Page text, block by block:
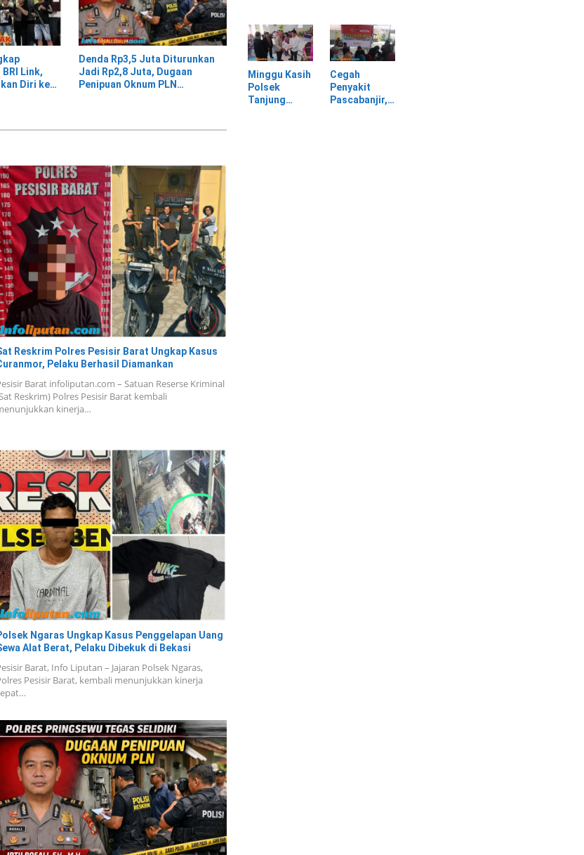
Link,
Diri ke
Denda Rp3,5 Juta Diturunkan
Jadi Rp2,8 Juta, Dugaan
Penipuan Oknum PLN
Reskrim Polres Pesisir Barat Ungkap Kasus
Pelaku Berhasil Diamankan
Barat infoliputan.com – Satuan Reserse Kriminal
Reskrim) Polres Pesisir Barat kembali
kinerja…
Ngaras Ungkap Kasus Penggelapan Uang
Alat Berat, Pelaku Dibekuk di Bekasi
Barat, Info Liputan – Jajaran Polsek Ngaras,
Pesisir Barat, kembali menunjukkan kinerja
Kekerasan di
Kawasan PT
IMIP
Kekerasan
Dalam Rumah
Tangga di
Pasar Kota
Krui
Minggu Kasih
Polsek
Tanjung
Cegah
Penyakit
Pascabanjir,